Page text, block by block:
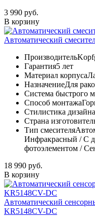
3 990 руб.
В корзину
Автоматический
Производитель
Гарантия5 лет
Материал корпуса
НазначениеДля
Система быстрого
Способ монтажа
Стилистика дизайна
Страна
Тип смесителя
Инфракрасный / С
фотоэлементом /
18 990 руб.
В корзину
Автоматический
KR5148CV-DC